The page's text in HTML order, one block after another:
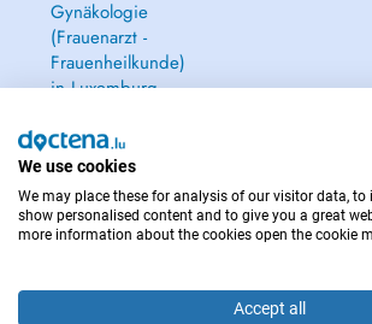
Gynäkologie
(Frauenarzt -
Frauenheilkunde)
in Luxemburg
IM NOTFALL WENDEN SIE SICH
We use cookies
We may place these for analysis of our visitor data, to
show personalised content and to give you a great
more information about the cookies open the cookie
Accept all